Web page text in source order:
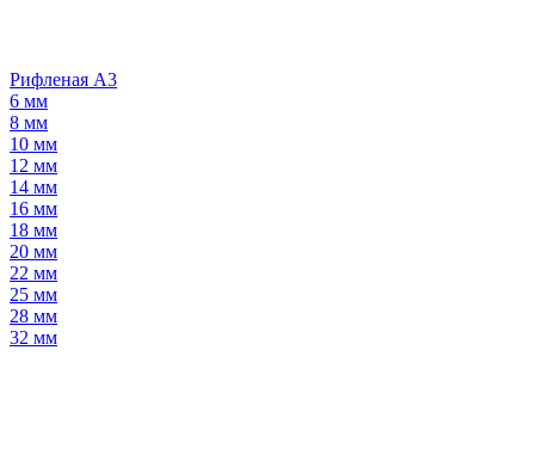
Рифленая А3
6 мм
8 мм
10 мм
12 мм
14 мм
16 мм
18 мм
20 мм
22 мм
25 мм
28 мм
32 мм